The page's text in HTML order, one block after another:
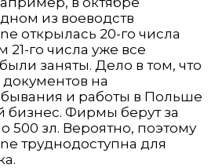
из воеводств
открылась 20-го числа
21-го числа уже все
заняты. Дело в том, что
на
и работы в Польше
бизнес. Фирмы берут за
500 зл. Вероятно, поэтому
труднодоступна для